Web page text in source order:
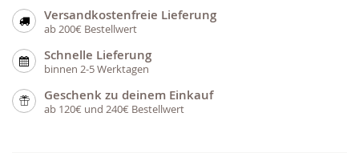
Versandkostenfreie Lieferung
ab 200€ Bestellwert
Schnelle Lieferung
binnen 2-5 Werktagen
Geschenk zu deinem Einkauf
ab 120€ und 240€ Bestellwert